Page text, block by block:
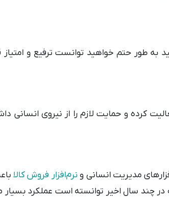
به طور حتم خواهید توانست ترفیع و امتیاز
کرده و حمایت لازم را از نیروی انسانی
مدیریت انسانی و نرم‌افزار فروش کالا
در چند سال اخیر توانسته است عملکرد